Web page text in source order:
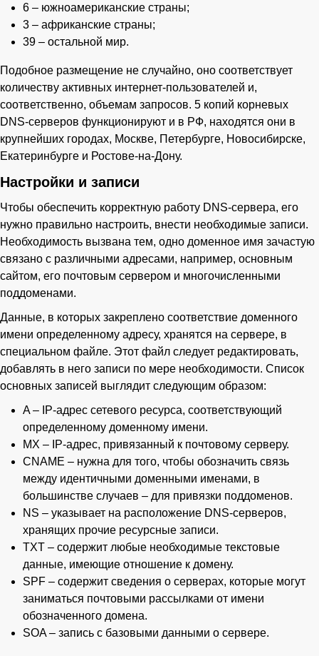
6 – южноамериканские страны;
3 – африканские страны;
39 – остальной мир.
Подобное размещение не случайно, оно соответствует
количеству активных интернет-пользователей и,
соответственно, объемам запросов. 5 копий корневых
DNS-серверов функционируют и в РФ, находятся они в
крупнейших городах, Москве, Петербурге, Новосибирске,
Екатеринбурге и Ростове-на-Дону.
Настройки и записи
Чтобы обеспечить корректную работу DNS-сервера, его
нужно правильно настроить, внести необходимые записи.
Необходимость вызвана тем, одно доменное имя зачастую
связано с различными адресами, например, основным
сайтом, его почтовым сервером и многочисленными
поддоменами.
Данные, в которых закреплено соответствие доменного
имени определенному адресу, хранятся на сервере, в
специальном файле. Этот файл следует редактировать,
добавлять в него записи по мере необходимости. Список
основных записей выглядит следующим образом:
A – IP-адрес сетевого ресурса, соответствующий
определенному доменному имени.
MX – IP-адрес, привязанный к почтовому серверу.
CNAME – нужна для того, чтобы обозначить связь
между идентичными доменными именами, в
большинстве случаев – для привязки поддоменов.
NS – указывает на расположение DNS-серверов,
хранящих прочие ресурсные записи.
TXT – содержит любые необходимые текстовые
данные, имеющие отношение к домену.
SPF – содержит сведения о серверах, которые могут
заниматься почтовыми рассылками от имени
обозначенного домена.
SOA – запись с базовыми данными о сервере.